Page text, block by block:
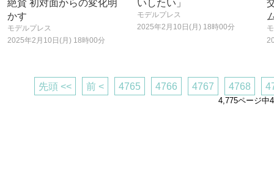
絶賛 初対面からの変化明
かす
モデルプレス
2025年2月10日(月) 18時00分
いしたい」
モデルプレス
2025年2月10日(月) 18時00分
先頭 << 前 < 4765 4766 4767 4768
4,775ページ中